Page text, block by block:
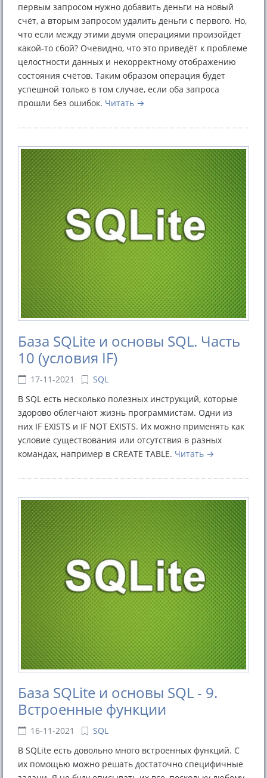
первым запросом нужно добавить деньги на новый
счёт, а вторым запросом удалить деньги с первого. Но,
что если между этими двумя операциями произойдет
какой-то сбой? Очевидно, что это приведёт к проблеме
целостности данных и некорректному отображению
состояния счётов. Таким образом операция будет
успешной только в том случае, если оба запроса
прошли без ошибок. Читать
База SQLite и основы SQL. Часть
10 (условия IF)
17-11-2021
SQL
В SQL есть несколько полезных инструкций, которые
здорово облегчают жизнь программистам. Одни из
них IF EXISTS и IF NOT EXISTS. Их можно применять как
условие существования или отсутствия в разных
командах, например в CREATE TABLE. Читать
База SQLite и основы SQL - 9.
Встроенные функции
16-11-2021
SQL
В SQLite есть довольно много встроенных функций. С
их помощью можно решать достаточно специфичные